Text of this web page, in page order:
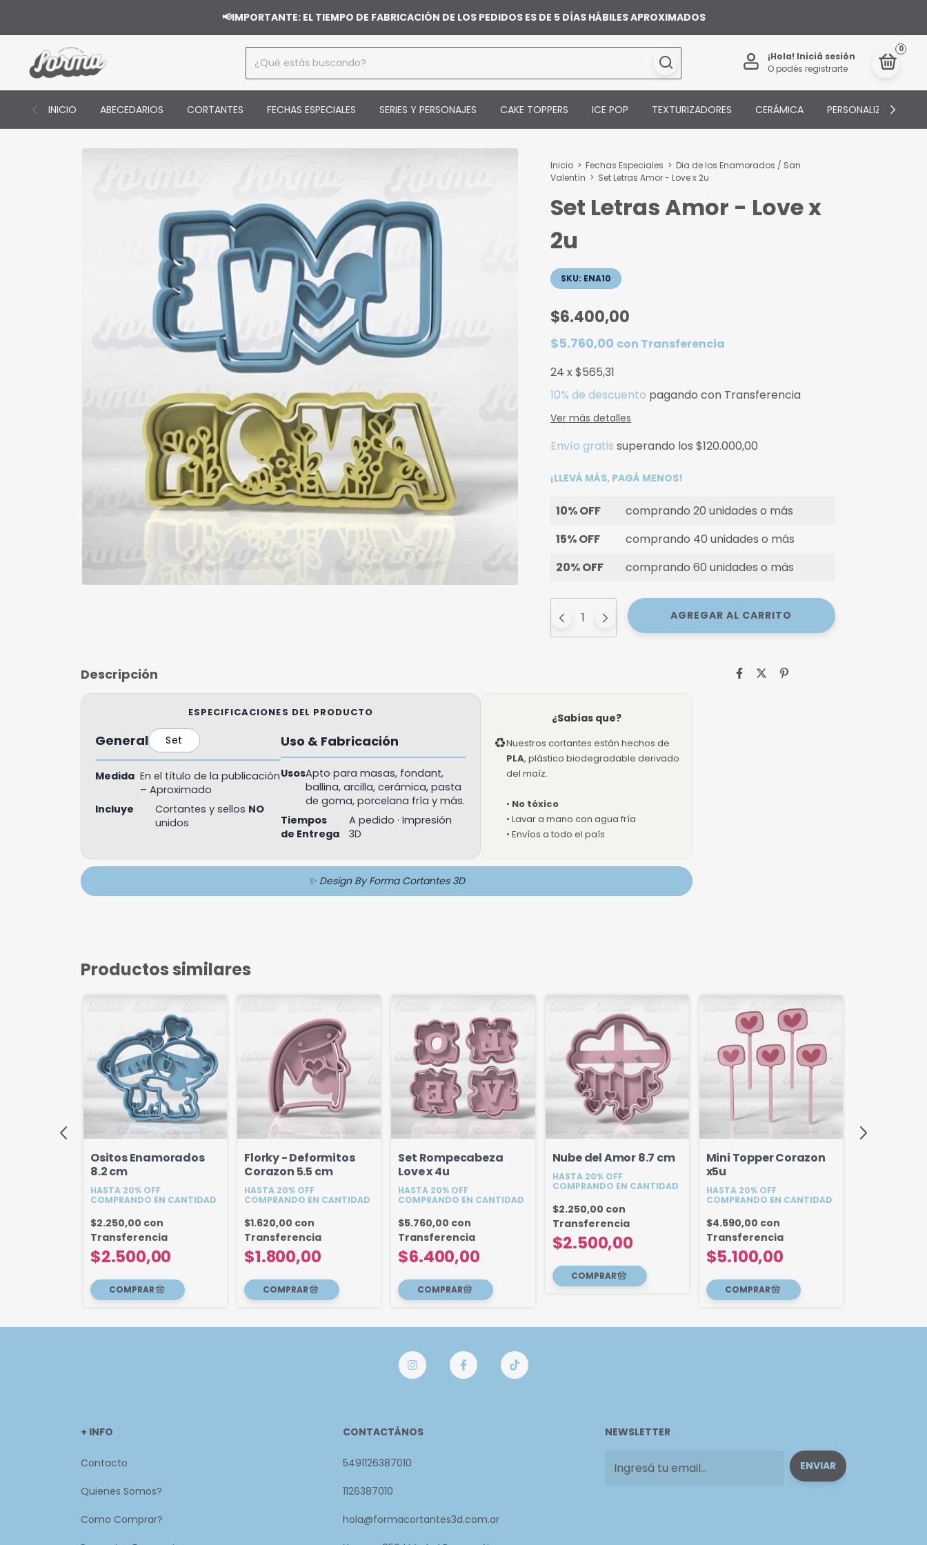
📢IMPORTANTE: EL TIEMPO DE FABRICACIÓN DE LOS PEDIDOS ES DE 5 DÍAS HÁBILES APROXIMADOS
¡Hola! Iniciá sesión
O podés registrarte
0
INICIO ABECEDARIOS CORTANTES FECHAS ESPECIALES SERIES Y PERSONAJES CAKE TOPPERS ICE POP TEXTURIZADORES CERÁMICA PERSONALIZADOS
Inicio > Fechas Especiales > Dia de los Enamorados / San
Valentín > Set Letras Amor - Love x 2u
Set Letras Amor - Love x
2u
SKU: ENA10
$6.400,00
$5.760,00 con Transferencia
24 x$565,31
10% de descuento pagando con Transferencia
Ver más detalles
Envío gratis superando los $120.000,00
¡LLEVÁ MÁS, PAGÁ MENOS!
10% OFF
comprando 20 unidades o más
15% OFF
comprando 40 unidades o más
20% OFF
comprando 60 unidades o más
Descripción
ESPECIFICACIONES DEL PRODUCTO
General Set
Medida En el título de la publicación
– Aproximado
Incluye
Cortantes y sellos NO
unidos
Uso & Fabricación
UsosApto para masas, fondant,
ballina, arcilla, cerámica, pasta
de goma, porcelana fría y más.
Tiempos
de Entrega
A pedido · Impresión
3D
¿Sabías que?
♻Nuestros cortantes están hechos de
PLA, plástico biodegradable derivado
del maíz.
• No tóxico
• Lavar a mano con agua fría
• Envíos a todo el país
✨ Design By Forma Cortantes 3D
Productos similares
Ositos Enamorados
8.2 cm
HASTA 20% OFF
COMPRANDO EN CANTIDAD
$2.500,00
$2.250,00 con
Transferencia
Florky - Deformitos
Corazon 5.5 cm
HASTA 20% OFF
COMPRANDO EN CANTIDAD
$1.800,00
$1.620,00 con
Transferencia
Set Rompecabeza
Love x 4u
HASTA 20% OFF
COMPRANDO EN CANTIDAD
$6.400,00
$5.760,00 con
Transferencia
Nube del Amor 8.7 cm
HASTA 20% OFF
COMPRANDO EN CANTIDAD
$2.500,00
$2.250,00 con
Transferencia
Mini Topper Corazon
x5u
HASTA 20% OFF
COMPRANDO EN CANTIDAD
$5.100,00
$4.590,00 con
Transferencia
+ INFO
Contacto
Quienes Somos?
Como Comprar?
CONTACTÁNOS
5491126387010
1126387010
hola@formacortantes3d.com.ar
NEWSLETTER